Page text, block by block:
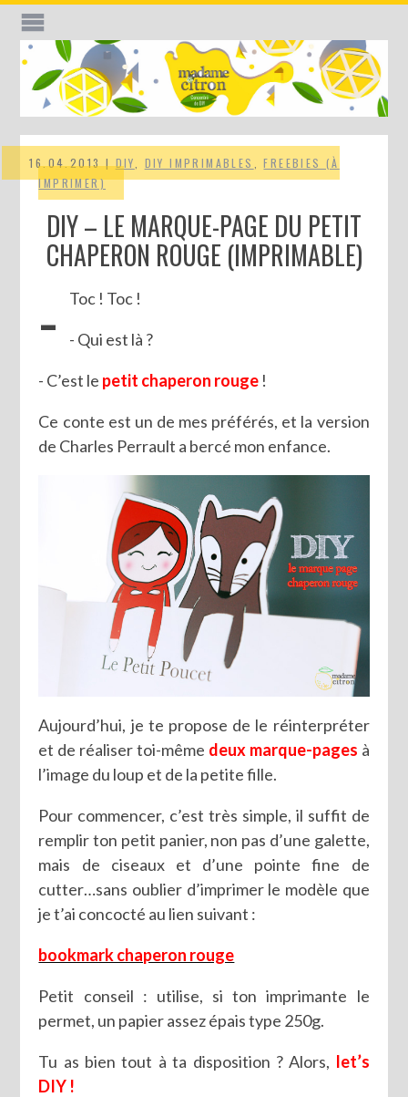
16.04.2013 |DIY DIY IMPRIMABLES ,FREEBIES (À
IMPRIMER)
DIY – LE MARQUE-PAGE DU PETIT
CHAPERON ROUGE (IMPRIMABLE)
- Toc ! Toc !
- Qui est là ?
- C’est le petit chaperon rouge !
Ce conte est un de mes préférés, et la version
de Charles Perrault a bercé mon enfance.
Aujourd’hui, je te propose de le réinterpréter
et de réaliser toi-même deux marque-pages à
l’image du loup et de la petite fille.
Pour commencer, c’est très simple, il suffit de
remplir ton petit panier, non pas d’une galette,
mais de ciseaux et d’une pointe fine de
cutter…sans oublier d’imprimer le modèle que
je t’ai concocté au lien suivant :
bookmark chaperon rouge
Petit conseil : utilise, si ton imprimante le
permet, un papier assez épais type 250g.
Tu as bien tout à ta disposition ? Alors, let’s
DIY !